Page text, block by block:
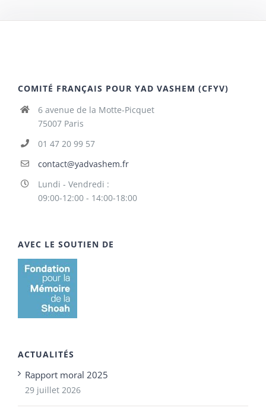
COMITÉ FRANÇAIS POUR YAD VASHEM (CFYV)
6 avenue de la Motte-Picquet
75007 Paris
01 47 20 99 57
contact@yadvashem.fr
Lundi - Vendredi :
09:00-12:00 - 14:00-18:00
AVEC LE SOUTIEN DE
ACTUALITÉS
Rapport moral 2025
29 juillet 2026